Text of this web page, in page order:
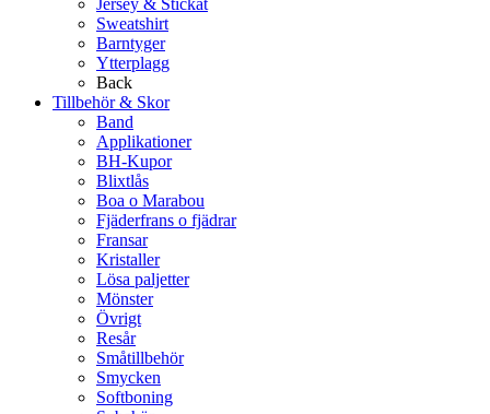
Jersey & Stickat
Sweatshirt
Barntyger
Ytterplagg
Back
Tillbehör & Skor
Band
Applikationer
BH-Kupor
Blixtlås
Boa o Marabou
Fjäderfrans o fjädrar
Fransar
Kristaller
Lösa paljetter
Mönster
Övrigt
Resår
Småtillbehör
Smycken
Softboning